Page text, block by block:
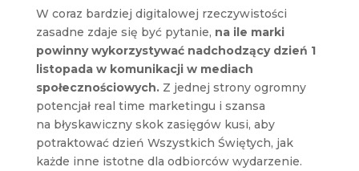
W coraz bardziej digitalowej rzeczywistości
zasadne zdaje się być pytanie, na ile marki
powinny wykorzystywać nadchodzący dzień 1
listopada w komunikacji w mediach
społecznościowych.Z jednej strony ogromny
potencjał real time marketingu i szansa
na błyskawiczny skok zasięgów kusi, aby
potraktować dzień Wszystkich Świętych, jak
każde inne istotne dla odbiorców wydarzenie.